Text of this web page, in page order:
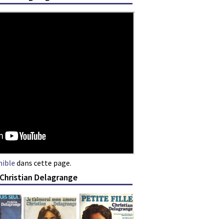
dans cette page.
Delagrange